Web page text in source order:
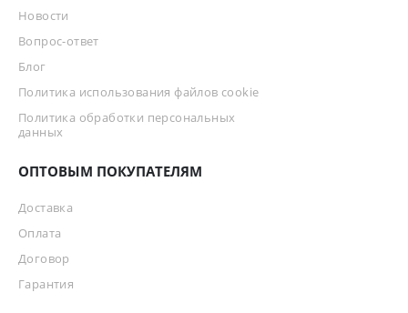
Новости
Вопрос-ответ
Блог
Политика использования файлов cookie
Политика обработки персональных
данных
ОПТОВЫМ ПОКУПАТЕЛЯМ
Доставка
Оплата
Договор
Гарантия